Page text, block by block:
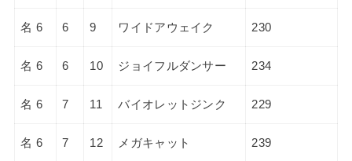
名 6 6 9 ワイドアウェイク 230
名 6 6 10 ジョイフルダンサー 234
名 6 7 11 バイオレットジンク 229
名 6 7 12 メガキャット 239